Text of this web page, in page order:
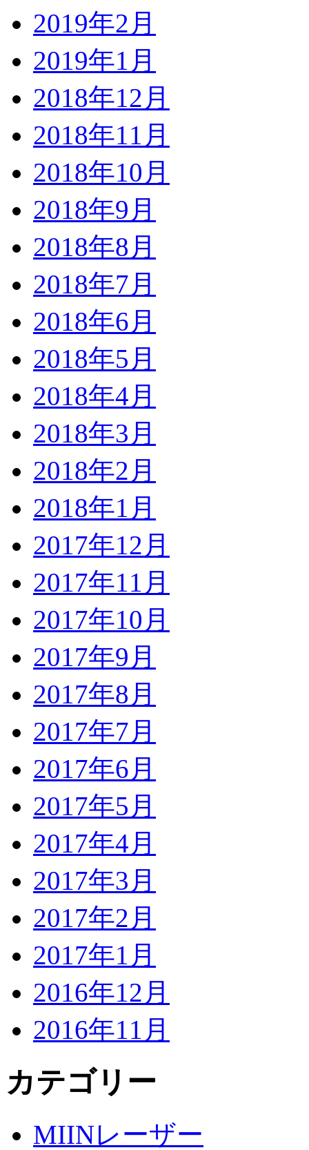
2019年2月
2019年1月
2018年12月
2018年11月
2018年10月
2018年9月
2018年8月
2018年7月
2018年6月
2018年5月
2018年4月
2018年3月
2018年2月
2018年1月
2017年12月
2017年11月
2017年10月
2017年9月
2017年8月
2017年7月
2017年6月
2017年5月
2017年4月
2017年3月
2017年2月
2017年1月
2016年12月
2016年11月
カテゴリー
MIINレーザー